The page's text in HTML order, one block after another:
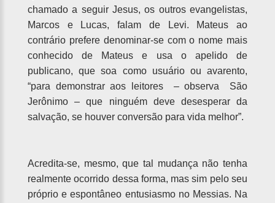
chamado a seguir Jesus, os outros evangelistas,
Marcos e Lucas, falam de Levi. Mateus ao
contrário prefere denominar-se com o nome mais
conhecido de Mateus e usa o apelido de
publicano, que soa como usuário ou avarento,
“para demonstrar aos leitores – observa São
Jerônimo – que ninguém deve desesperar da
salvação, se houver conversão para vida melhor”.
Acredita-se, mesmo, que tal mudança não tenha
realmente ocorrido dessa forma, mas sim pelo seu
próprio e espontâneo entusiasmo no Messias. Na